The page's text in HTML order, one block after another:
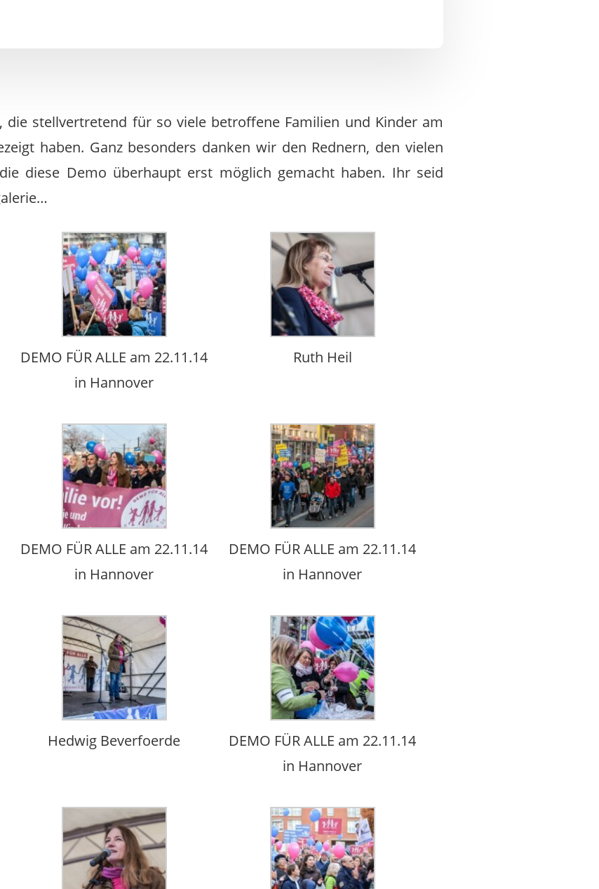
die stellvertretend für so viele betroffene Familien und Kinder am
haben. Ganz besonders danken wir den Rednern, den vielen
diese Demo überhaupt erst möglich gemacht haben. Ihr seid
DEMO FÜR ALLE am 22.11.14
in Hannover
Ruth Heil
DEMO FÜR ALLE am 22.11.14
in Hannover
DEMO FÜR ALLE am 22.11.14
in Hannover
Hedwig Beverfoerde
DEMO FÜR ALLE am 22.11.14
in Hannover